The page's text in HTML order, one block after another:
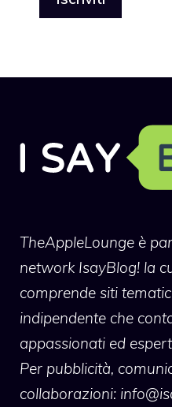
TheAppleLounge è
network IsayBlog! la
comprende siti
indipendente che
appassionati ed
Per pubblicità,
collaborazioni: